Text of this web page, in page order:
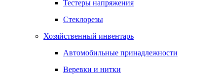
Тестеры напряжения
Стеклорезы
Хозяйственный инвентарь
Автомобильные принадлежности
Веревки и нитки